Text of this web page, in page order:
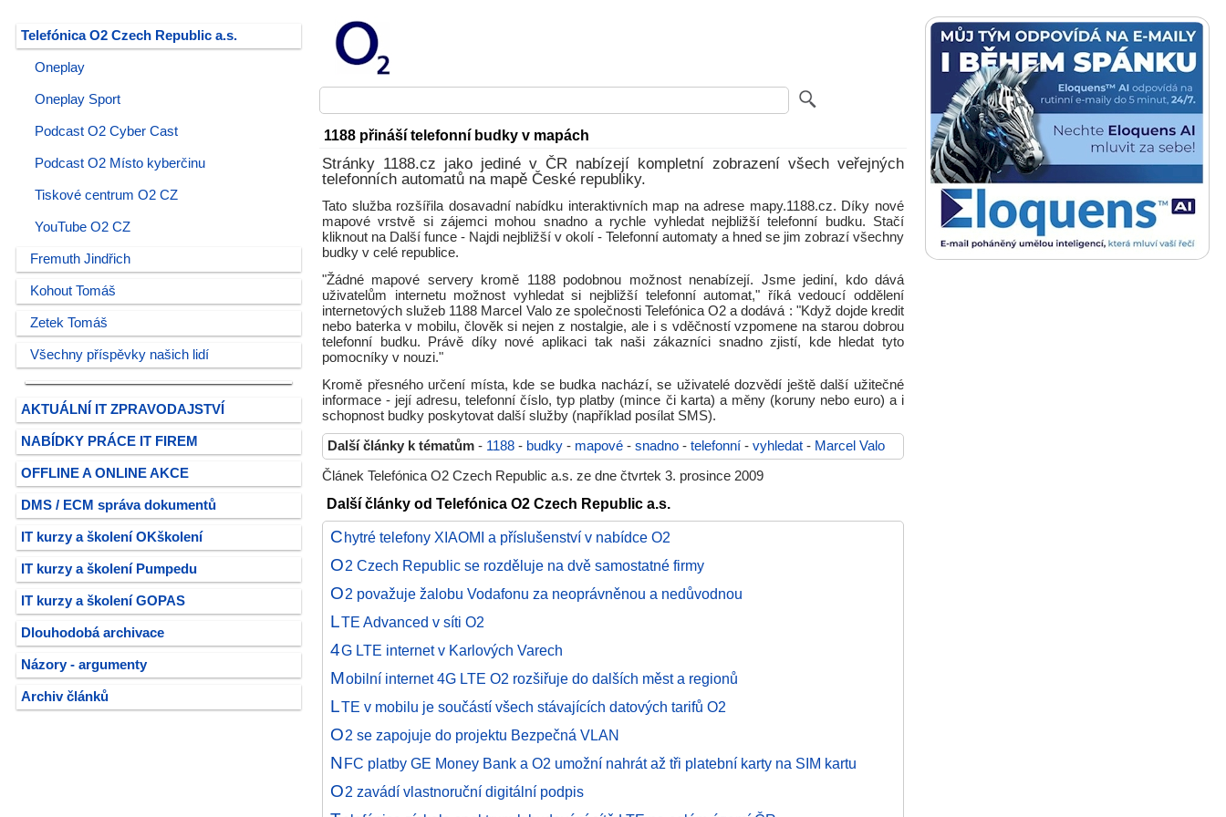
Telefónica O2 Czech Republic a.s.
Oneplay
Oneplay Sport
Podcast O2 Cyber Cast
Podcast O2 Místo kyberčinu
Tiskové centrum O2 CZ
YouTube O2 CZ
Fremuth Jindřich
Kohout Tomáš
Zetek Tomáš
Všechny příspěvky našich lidí
AKTUÁLNÍ IT ZPRAVODAJSTVÍ
NABÍDKY PRÁCE IT FIREM
OFFLINE A ONLINE AKCE
DMS / ECM správa dokumentů
IT kurzy a školení OKškolení
IT kurzy a školení Pumpedu
IT kurzy a školení GOPAS
Dlouhodobá archivace
Názory - argumenty
Archiv článků
1188 přináší telefonní budky v mapách
Stránky 1188.cz jako jediné v ČR nabízejí kompletní zobrazení všech veřejných
telefonních automatů na mapě České republiky.
Tato služba rozšířila dosavadní nabídku interaktivních map na adrese mapy.1188.cz. Díky nové
mapové vrstvě si zájemci mohou snadno a rychle vyhledat nejbližší telefonní budku. Stačí
kliknout na Další funce - Najdi nejbližší v okolí - Telefonní automaty a hned se jim zobrazí všechny
budky v celé republice.
"Žádné mapové servery kromě 1188 podobnou možnost nenabízejí. Jsme jediní, kdo dává
uživatelům internetu možnost vyhledat si nejbližší telefonní automat," říká vedoucí oddělení
internetových služeb 1188 Marcel Valo ze společnosti Telefónica O2 a dodává : "Když dojde kredit
nebo baterka v mobilu, člověk si nejen z nostalgie, ale i s vděčností vzpomene na starou dobrou
telefonní budku. Právě díky nové aplikaci tak naši zákazníci snadno zjistí, kde hledat tyto
pomocníky v nouzi."
Kromě přesného určení místa, kde se budka nachází, se uživatelé dozvědí ještě další užitečné
informace - její adresu, telefonní číslo, typ platby (mince či karta) a měny (koruny nebo euro) a i
schopnost budky poskytovat další služby (například posílat SMS).
Další články k tématům - 1188 - budky - mapové - snadno - telefonní - vyhledat - Marcel Valo
Článek Telefónica O2 Czech Republic a.s. ze dne čtvrtek 3. prosince 2009
Další články od Telefónica O2 Czech Republic a.s.
Chytré telefony XIAOMI a příslušenství v nabídce O2
O2 Czech Republic se rozděluje na dvě samostatné firmy
O2 považuje žalobu Vodafonu za neoprávněnou a nedůvodnou
LTE Advanced v síti O2
4G LTE internet v Karlových Varech
Mobilní internet 4G LTE O2 rozšiřuje do dalších měst a regionů
LTE v mobilu je součástí všech stávajících datových tarifů O2
O2 se zapojuje do projektu Bezpečná VLAN
NFC platby GE Money Bank a O2 umožní nahrát až tři platební karty na SIM kartu
O2 zavádí vlastnoruční digitální podpis